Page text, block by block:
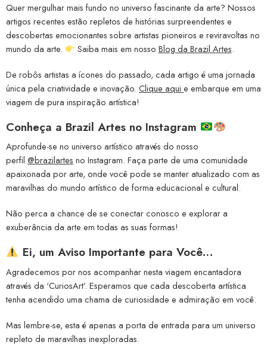
Quer mergulhar mais fundo no universo fascinante da arte? Nossos
artigos recentes estão repletos de histórias surpreendentes e
descobertas emocionantes sobre artistas pioneiros e reviravoltas no
mundo da arte.
Saiba mais em nosso Blog da Brazil Artes.
De robôs artistas a ícones do passado, cada artigo é uma jornada
única pela criatividade e inovação. Clique aqui e embarque em uma
viagem de pura inspiração artística!
Conheça a Brazil Artes no Instagram
Aprofunde-se no universo artístico através do nosso
perfil @brazilartes no Instagram. Faça parte de uma comunidade
apaixonada por arte, onde você pode se manter atualizado com as
maravilhas do mundo artístico de forma educacional e cultural.
Não perca a chance de se conectar conosco e explorar a
exuberância da arte em todas as suas formas!
Ei, um Aviso Importante para Você…
Agradecemos por nos acompanhar nesta viagem encantadora
através da ‘CuriosArt’. Esperamos que cada descoberta artística
tenha acendido uma chama de curiosidade e admiração em você.
Mas lembre-se, esta é apenas a porta de entrada para um universo
repleto de maravilhas inexploradas.